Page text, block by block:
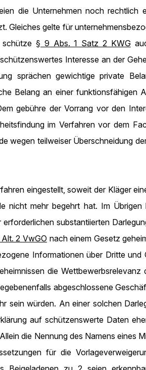
die Unternehmen noch rechtlich
Gleiches gelte für
§ 9 Abs. 1 Satz 2 KWG
Interesse an der
sprächen gewichtige private
Belang an einer funktionsfähigen
gebühre der Vorrang vor den
im Verfahren vor dem
wegen teilweiser Überschneidung
eingestellt, soweit der Kläger
nicht mehr begehrt hat. Im
substantiierten
2 VwGO nach einem Gesetz
Informationen über Dritte und
die Wettbewerbsrelevanz
abgeschlossene
sein würden. An einer solchen
auf schützenswerte Daten
die Nennung des Namens eines
für die